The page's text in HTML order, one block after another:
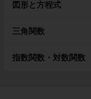
図形と方程式
三角関数
指数関数・対数関数